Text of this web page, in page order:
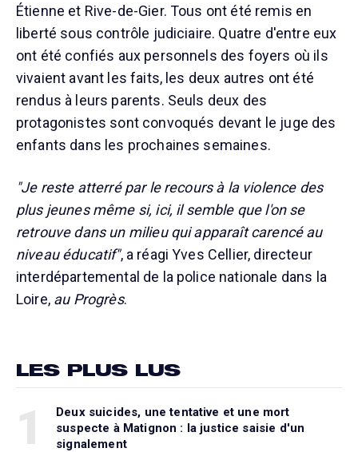
Étienne et Rive-de-Gier. Tous ont été remis en
liberté sous contrôle judiciaire. Quatre d'entre eux
ont été confiés aux personnels des foyers où ils
vivaient avant les faits, les deux autres ont été
rendus à leurs parents. Seuls deux des
protagonistes sont convoqués devant le juge des
enfants dans les prochaines semaines.
"Je reste atterré par le recours à la violence des
plus jeunes même si, ici, il semble que l'on se
retrouve dans un milieu qui apparaît carencé au
niveau éducatif", a réagi Yves Cellier, directeur
interdépartemental de la police nationale dans la
Loire, au Progrès.
LES PLUS LUS
Deux suicides, une tentative et une mort
suspecte à Matignon : la justice saisie d'un
signalement